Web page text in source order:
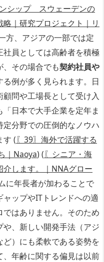
シップ スウェーデンの
｜研究プロジェクト｜リ
方、アジアの一部では定
員としては高齢者を積極
その場合でも契約社員や
例が多く見られます。日
問や工場長として受け入
日本で大手企業を定年ま
分野での圧倒的なノウハ
す (〖39〗海外で活躍する
｜Naoya) (〖シニア・海
します。｜NNAグロー
に年長者が加わることで
ップやITトレンドへの適
はありません。そのため
、新しい開発手法（アジ
）にも柔軟である姿勢を
年齢に関する偏見は以前